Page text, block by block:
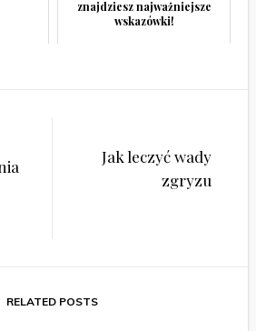
znajdziesz najważniejsze
wskazówki!
Jak leczyć wady
zgryzu
RELATED POSTS